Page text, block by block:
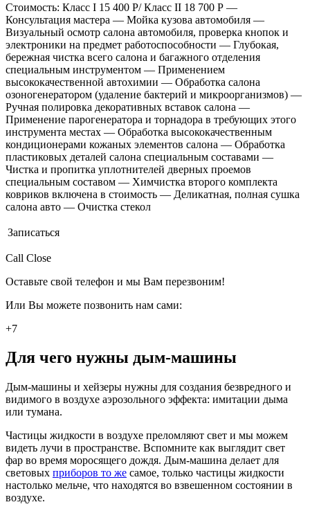
Стоимость: Класс I 15 400 Р/ Класс II 18 700 Р —
Консультация мастера — Мойка кузова автомобиля —
Визуальный осмотр салона автомобиля, проверка кнопок и
электроники на предмет работоспособности — Глубокая,
бережная чистка всего салона и багажного отделения
специальным инструментом — Применением
высококачественной автохимии — Обработка салона
озоногенератором (удаление бактерий и микроорганизмов) —
Ручная полировка декоративных вставок салона —
Применение парогенератора и торнадора в требующих этого
инструмента местах — Обработка высококачественным
кондиционерами кожаных элементов салона — Обработка
пластиковых деталей салона специальным составами —
Чистка и пропитка уплотнителей дверных проемов
специальным составом — Химчистка второго комплекта
ковриков включена в стоимость — Деликатная, полная сушка
салона авто — Очистка стекол
Записаться
Call Close
Оставьте свой телефон и мы Вам перезвоним!
Или Вы можете позвонить нам сами:
+7
Для чего нужны дым-машины
Дым-машины и хейзеры нужны для создания безвредного и
видимого в воздухе аэрозольного эффекта: имитации дыма
или тумана.
Частицы жидкости в воздухе преломляют свет и мы можем
видеть лучи в пространстве. Вспомните как выглядит свет
фар во время моросящего дождя. Дым-машина делает для
световых приборов то же самое, только частицы жидкости
настолько мельче, что находятся во взвешенном состоянии в
воздухе.